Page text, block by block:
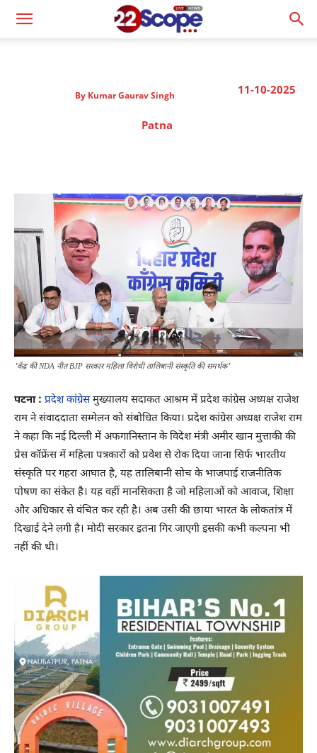
11-10-2025
By Kumar Gaurav Singh
Patna
'केंद्र की NDA नीत BJP सरकार महिला विरोधी तालिबानी संस्कृति की समर्थक'
पटना : प्रदेश कांग्रेसमुख्यालय सदाकत आश्रम में प्रदेश कांग्रेस अध्यक्ष राजेश
राम ने संवाददाता सम्मेलन को संबोधित किया। प्रदेश कांग्रेस अध्यक्ष राजेश राम
ने कहा कि नई दिल्ली में अफगानिस्तान के विदेश मंत्री अमीर खान मुत्ताकी की
प्रेस कॉफ्रेंस में महिला पत्रकारों को प्रवेश से रोक दिया जाना सिर्फ भारतीय
संस्कृति पर गहरा आघात है, यह तालिबानी सोच के भाजपाई राजनीतिक
पोषण का संकेत है। यह वहीं मानसिकता है जो महिलाओं को आवाज, शिक्षा
और अधिकार से वंचित कर रही है। अब उसी की छाया भारत के लोकतांत्र में
दिखाई देने लगी है। मोदी सरकार इतना गिर जाएगी इसकी कभी कल्पना भी
नहीं की थी।